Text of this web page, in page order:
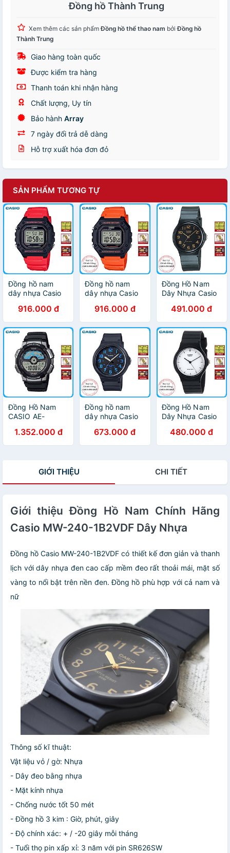
Đồng hồ Thành Trung
Xem thêm các sản phẩmĐồng hồ thể thao nam bởiĐồng hồ
Thành Trung
Giao hàng toàn quốc
Được kiểm tra hàng
Thanh toán khi nhận hàng
Chất lượng, Uy tín
Bảo hành Array
7 ngày đổi trả dễ dàng
Hỗ trợ xuất hóa đơn đỏ
SẢN PHẨM TƯƠNG TỰ
Đồng hồ nam
dây nhựa Casio
916.000 đ
Đồng hồ nam
dây nhựa Casio
916.000 đ
Đồng Hồ Nam
Dây Nhựa Casio
Đen491.000 đ
Đồng Hồ Nam
CASIO AE-
Chính Hãng
1.352.000 đ
Đồng hồ nam
dây nhựa Casio
673.000 đ
Đồng Hồ Nam
Dây Nhựa Casio
Đen480.000 đ
GIỚI THIỆU CHI TIẾT
Giới thiệu Đồng Hồ Nam Chính Hãng
Casio MW-240-1B2VDF Dây Nhựa
Đồng hồ Casio MW-240-1B2VDF có thiết kế đơn giản và thanh
lịch với dây nhựa đen cao cấp mềm đeo rất thoải mái, mặt số
vàng to nổi bật trên nền đen. Đồng hồ phù hợp với cả nam và
nữ
Thông số kĩ thuật:
Vật liệu vỏ / gờ: Nhựa
- Dây đeo bằng nhựa
- Mặt kính nhựa
- Chống nước tốt 50 mét
- Đồng hồ 3 kim : Giờ, phút, giây
- Độ chính xác: + / -20 giây mỗi tháng
- Tuổi thọ pin xấp xỉ: 3 năm với pin SR626SW